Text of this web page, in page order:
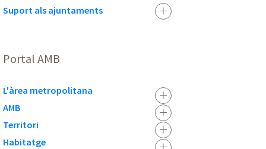
Suport als ajuntaments
Portal AMB
L'àrea metropolitana
AMB
Territori
Habitatge